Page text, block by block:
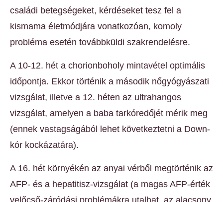
családi betegségeket, kérdéseket tesz fel a
kismama életmódjára vonatkozóan, komoly
probléma esetén továbbküldi szakrendelésre.
A 10-12. hét a chorionboholy mintavétel optimális
időpontja. Ekkor történik a második nőgyógyászati
vizsgálat, illetve a 12. héten az ultrahangos
vizsgálat, amelyen a baba tarkóredőjét mérik meg
(ennek vastagságából lehet következtetni a Down-
kór kockázatára).
A 16. hét környékén az anyai vérből megtörténik az
AFP- és a hepatitisz-vizsgálat (a magas AFP-érték
velőcső-záródási problémákra utalhat, az alacsony